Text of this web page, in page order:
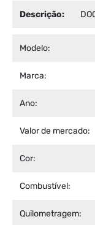
Descrição:
Modelo:
Marca:
Ano:
Valor de mercado:
Cor:
Combustível:
Quilometragem: